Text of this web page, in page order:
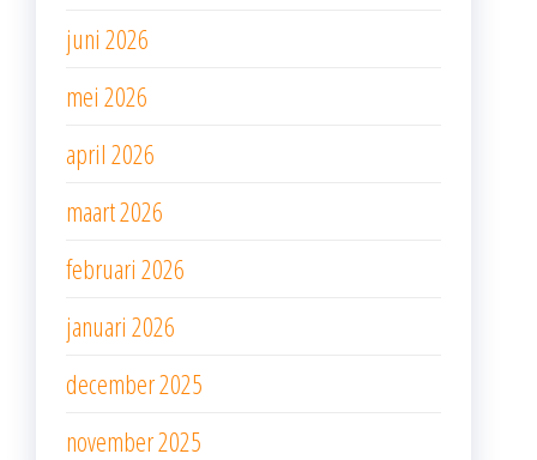
juni 2026
mei 2026
april 2026
maart 2026
februari 2026
januari 2026
december 2025
november 2025